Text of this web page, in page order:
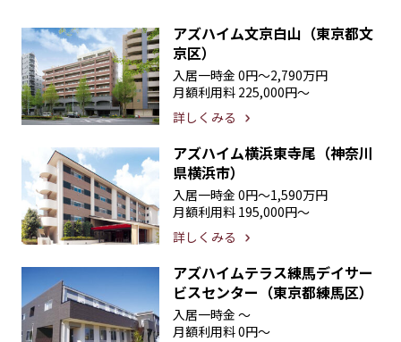
アズハイム文京白山（東京都文
京区）
入居一時金 0円〜2,790万円
月額利用料 225,000円〜
詳しくみる
アズハイム横浜東寺尾（神奈川
県横浜市）
入居一時金 0円〜1,590万円
月額利用料 195,000円〜
詳しくみる
アズハイムテラス練馬デイサー
ビスセンター（東京都練馬区）
入居一時金 〜
月額利用料0円〜